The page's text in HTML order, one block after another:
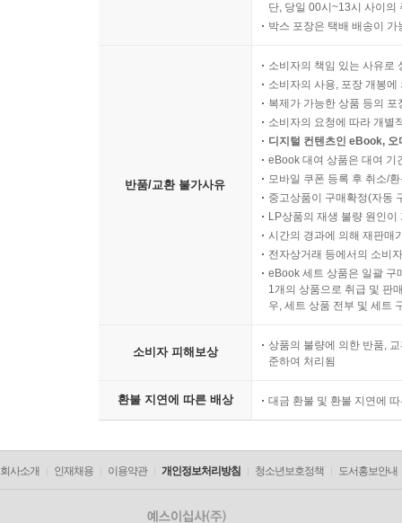
단, 당일 00시~13시 사이의
박스 포장은 택배 배송이
반품/교환 불가사유
소비자의 책임 있는 사유로
소비자의 사용, 포장 개봉
복제가 가능한 상품 등의
소비자의 요청에 따라 개별
디지털 컨텐츠인 eBook,
eBook 대여 상품은 대여 기
모바일 쿠폰 등록 후 취소/
중고상품이 구매확정(자동
LP상품의 재생 불량 원인
시간의 경과에 의해 재판매
전자상거래 등에서의 소비
eBook 세트 상품은 일괄 구
1개의 상품으로 취급 및 판
우, 세트 상품 전부 및 세트
소비자 피해보상
상품의 불량에 의한 반품,
준하여 처리됨
환불 지연에 따른 배상 대금 환불 및 환불 지연에
회사소개 인재채용 이용약관 개인정보처리방침 청소년보호정책 도서홍보안내